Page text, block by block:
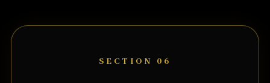
SECTION 06